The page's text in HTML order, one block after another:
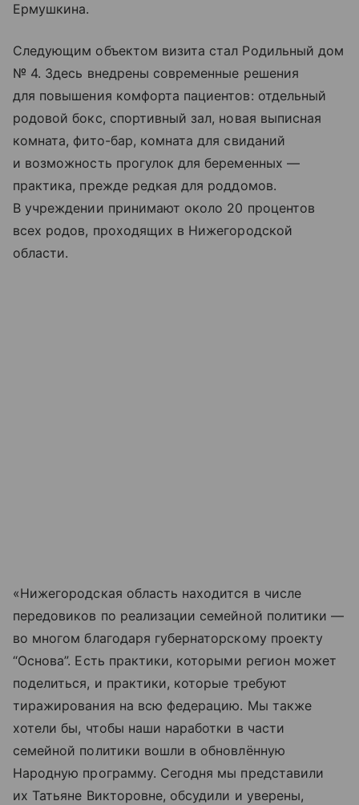
Ермушкина.
Следующим объектом визита стал Родильный дом
№ 4. Здесь внедрены современные решения
для повышения комфорта пациентов: отдельный
родовой бокс, спортивный зал, новая выписная
комната, фито-бар, комната для свиданий
и возможность прогулок для беременных —
практика, прежде редкая для роддомов.
В учреждении принимают около 20 процентов
всех родов, проходящих в Нижегородской
области.
«Нижегородская область находится в числе
передовиков по реализации семейной политики —
во многом благодаря губернаторскому проекту
“Основа”. Есть практики, которыми регион может
поделиться, и практики, которые требуют
тиражирования на всю федерацию. Мы также
хотели бы, чтобы наши наработки в части
семейной политики вошли в обновлённую
Народную программу. Сегодня мы представили
их Татьяне Викторовне, обсудили и уверены,